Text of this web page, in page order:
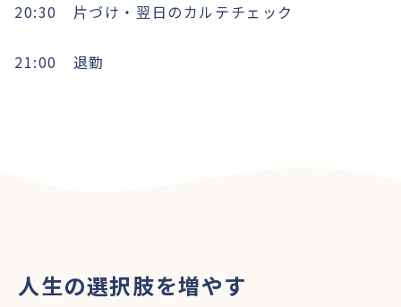
20:30 片づけ・翌日のカルテチェック
21:00 退勤
人生の選択肢を増やす